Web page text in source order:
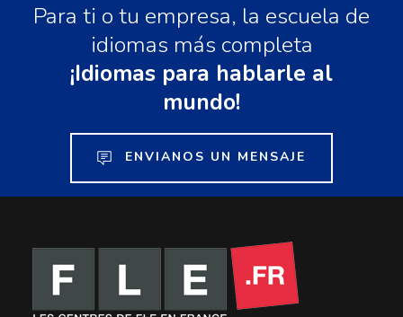
Para ti o tu empresa, la escuela de
idiomas más completa
¡Idiomas para hablarle al
mundo!
ENVIANOS UN MENSAJE